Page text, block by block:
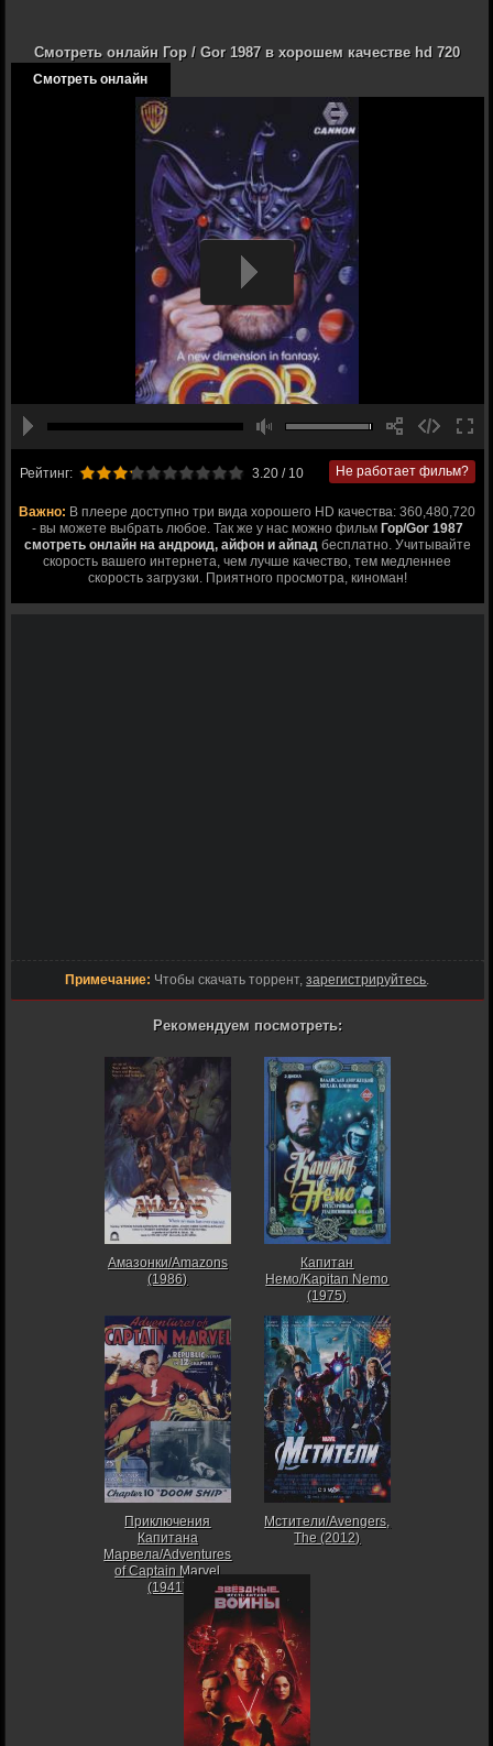
Смотреть онлайн Гор / Gor 1987 в хорошем качестве hd 720
Смотреть онлайн
Рейтинг: 3.20/ 10 Не работает фильм?
Важно: В плеере доступно три вида хорошего HD качества: 360,480,720
- вы можете выбрать любое. Так же у нас можно фильм Гор/Gor 1987
смотреть онлайн на андроид, айфон и айпадбесплатно. Учитывайте
скорость вашего интернета, чем лучше качество, тем медленнее
скорость загрузки. Приятного просмотра, киноман!
Примечание: Чтобы скачать торрент,зарегистрируйтесь.
Рекомендуем посмотреть:
Амазонки/Amazons
(1986)
Капитан
Немо/Kapitan Nemo
(1975)
Приключения
Капитана
Марвела/Adventures
of Captain Marvel
(1941)
Мстители/Avengers,
The (2012)